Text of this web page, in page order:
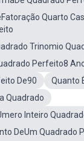
Quarto
Trinomio
Perfeito8
De90
Quanto
Quadrado
Inteiro
DeUm Quadrado